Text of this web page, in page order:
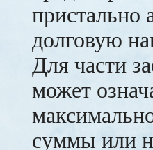
пристально
долговую
Для части
может
суммы или